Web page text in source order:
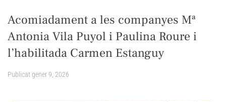
Acomiadament a les companyes Mª
Antonia Vila Puyol i Paulina Roure i
l’habilitada Carmen Estanguy
Publicatgener 9, 2026